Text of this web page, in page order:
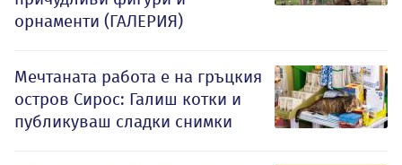
орнаменти (ГАЛЕРИЯ)
Мечтаната работа е на гръцкия
остров Сирос: Галиш котки и
публикуваш сладки снимки